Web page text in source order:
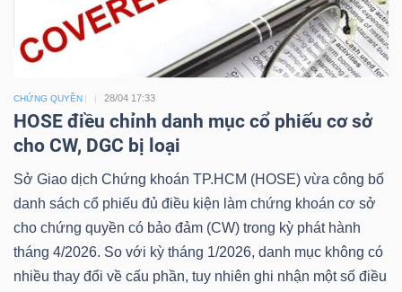
CHỨNG QUYỀN 28/04 17:33
HOSE điều chỉnh danh mục cổ phiếu cơ sở
cho CW, DGC bị loại
Sở Giao dịch Chứng khoán TP.HCM (HOSE) vừa công bố
danh sách cổ phiếu đủ điều kiện làm chứng khoán cơ sở
cho chứng quyền có bảo đảm (CW) trong kỳ phát hành
tháng 4/2026. So với kỳ tháng 1/2026, danh mục không có
nhiều thay đổi về cấu phần, tuy nhiên ghi nhận một số điều
Truyền